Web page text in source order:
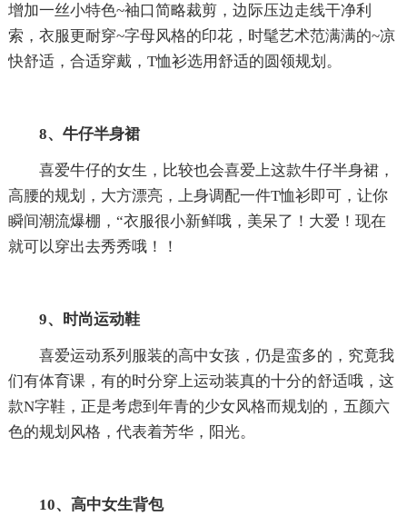
增加一丝小特色~袖口简略裁剪，边际压边走线干净利
索，衣服更耐穿~字母风格的印花，时髦艺术范满满的~凉
快舒适，合适穿戴，T恤衫选用舒适的圆领规划。
8、牛仔半身裙
喜爱牛仔的女生，比较也会喜爱上这款牛仔半身裙，
高腰的规划，大方漂亮，上身调配一件T恤衫即可，让你
瞬间潮流爆棚，“衣服很小新鲜哦，美呆了！大爱！现在
就可以穿出去秀秀哦！！
9、时尚运动鞋
喜爱运动系列服装的高中女孩，仍是蛮多的，究竟我
们有体育课，有的时分穿上运动装真的十分的舒适哦，这
款N字鞋，正是考虑到年青的少女风格而规划的，五颜六
色的规划风格，代表着芳华，阳光。
10、高中女生背包